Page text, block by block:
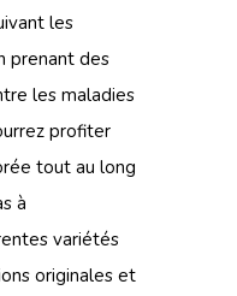
les
prenant des
les maladies
profiter
tout au long
à
variétés
originales et